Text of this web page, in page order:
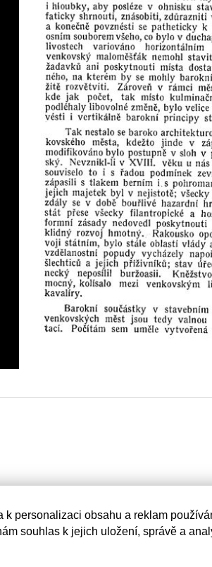
k personalizaci obsahu a reklam
souhlas k jejich uložení, správě a